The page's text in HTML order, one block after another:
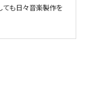
も日々音楽製作を